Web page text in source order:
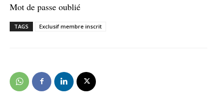
Mot de passe oublié
TAGS Exclusif membre inscrit